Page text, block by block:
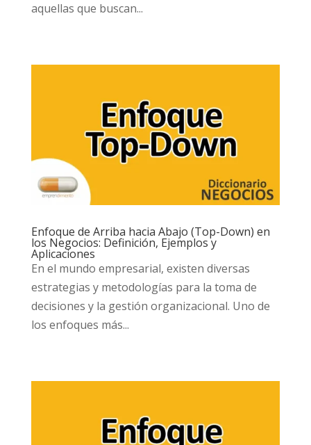
aquellas que buscan...
Enfoque de Arriba hacia Abajo (Top-Down) en
los Negocios: Definición, Ejemplos y
Aplicaciones
En el mundo empresarial, existen diversas
estrategias y metodologías para la toma de
decisiones y la gestión organizacional. Uno de
los enfoques más...